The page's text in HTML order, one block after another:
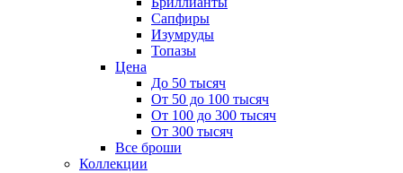
Сапфиры
Изумруды
Топазы
Цена
До 50 тысяч
От 50 до 100 тысяч
От 100 до 300 тысяч
От 300 тысяч
Все броши
Коллекции